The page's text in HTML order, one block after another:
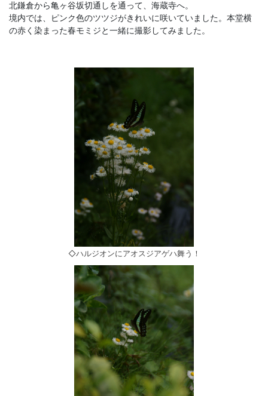
北鎌倉から亀ヶ谷坂切通しを通って、海蔵寺へ。
境内では、ピンク色のツツジがきれいに咲いていました。本堂横
の赤く染まった春モミジと一緒に撮影してみました。
◇ハルジオンにアオスジアゲハ舞う！